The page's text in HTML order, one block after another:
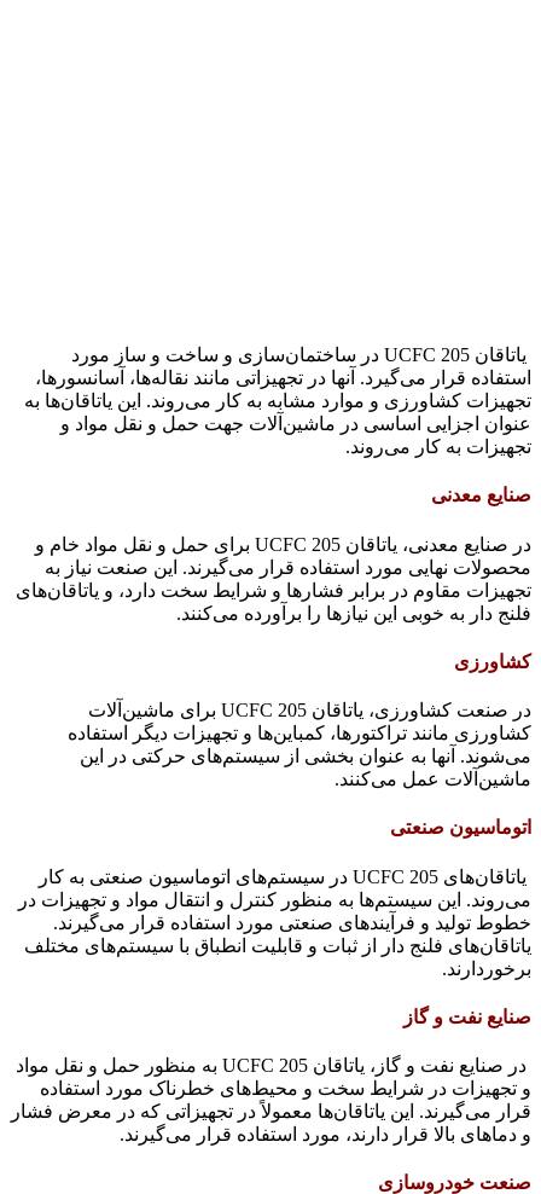
یاتاقان UCFC 205 در ساختمان‌سازی و ساخت و ساز مورد
استفاده قرار می‌گیرد. آنها در تجهیزاتی مانند نقاله‌ها، آسانسورها،
تجهیزات کشاورزی و موارد مشابه به کار می‌روند. این یاتاقان‌ها به
عنوان اجزایی اساسی در ماشین‌آلات جهت حمل و نقل مواد و
تجهیزات به کار می‌روند.
صنایع معدنی
در صنایع معدنی، یاتاقان UCFC 205 برای حمل و نقل مواد خام و
محصولات نهایی مورد استفاده قرار می‌گیرند. این صنعت نیاز به
تجهیزات مقاوم در برابر فشارها و شرایط سخت دارد، و یاتاقان‌های
فلنج دار به خوبی این نیازها را برآورده می‌کنند.
کشاورزی
در صنعت کشاورزی، یاتاقان UCFC 205 برای ماشین‌آلات
کشاورزی مانند تراکتورها، کمباین‌ها و تجهیزات دیگر استفاده
می‌شوند. آنها به عنوان بخشی از سیستم‌های حرکتی در این
ماشین‌آلات عمل می‌کنند.
اتوماسیون صنعتی
یاتاقان‌های UCFC 205 در سیستم‌های اتوماسیون صنعتی به کار
می‌روند. این سیستم‌ها به منظور کنترل و انتقال مواد و تجهیزات در
خطوط تولید و فرآیندهای صنعتی مورد استفاده قرار می‌گیرند.
یاتاقان‌های فلنج دار از ثبات و قابلیت انطباق با سیستم‌های مختلف
برخوردارند.
صنایع نفت و گاز
در صنایع نفت و گاز، یاتاقان UCFC 205 به منظور حمل و نقل مواد
و تجهیزات در شرایط سخت و محیط‌های خطرناک مورد استفاده
قرار می‌گیرند. این یاتاقان‌ها معمولاً در تجهیزاتی که در معرض فشار
و دماهای بالا قرار دارند، مورد استفاده قرار می‌گیرند.
صنعت خودروسازی